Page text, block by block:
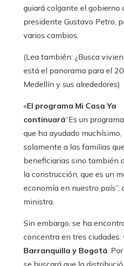
guiará colgante el gobierno
presidente Gustavo Petro,
varios cambios.
(Lea también: ¿Busca
está el panorama para el
Medellín y sus alrededores)
«El programa Mi Casa Ya
continuará“Es un
que ha ayudado muchísimo,
solamente a las familias
beneficiarias sino también
la construcción, que es un
economía en nuestro país”,
ministra.
Sin embargo, se ha
concentra en tres ciudades:
Barranquilla y Bogotá.